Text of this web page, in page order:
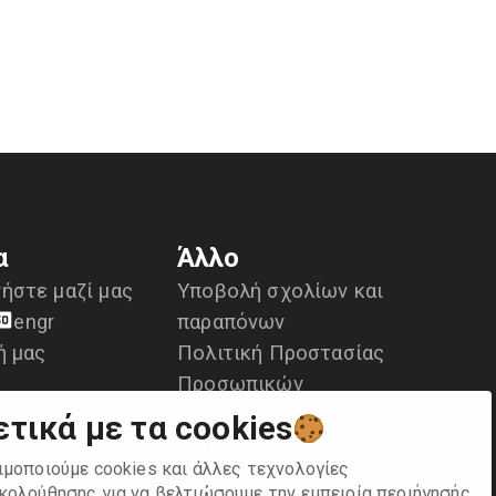
με τα cookies
cookies και άλλες τεχνολογίες
μαζί μας
engr
μας
Άλλο
Υποβολή σχολίων και
παραπόνων
Πολιτική Προστασίας
Προσωπικών
Δεδομένων- GDPR
Οροι χρήσης